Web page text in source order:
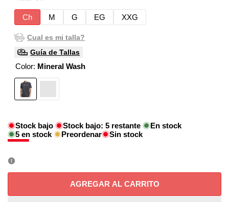
Ch M G EG XXG
Cual es mi talla?
Guía de Tallas
Color: Mineral Wash
Variante
MineralVariante
Negro
Stock bajo Stock bajo: 5 restante
En stock
5 en stock Preordenar Sin stock
AGREGAR AL CARRITO